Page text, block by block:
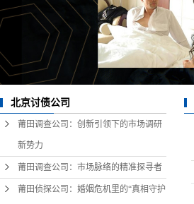
北京讨债公司
莆田调查公司：创新引领下的市场调研
新势力
莆田调查公司：市场脉络的精准探寻者
莆田侦探公司：婚姻危机里的“真相守护